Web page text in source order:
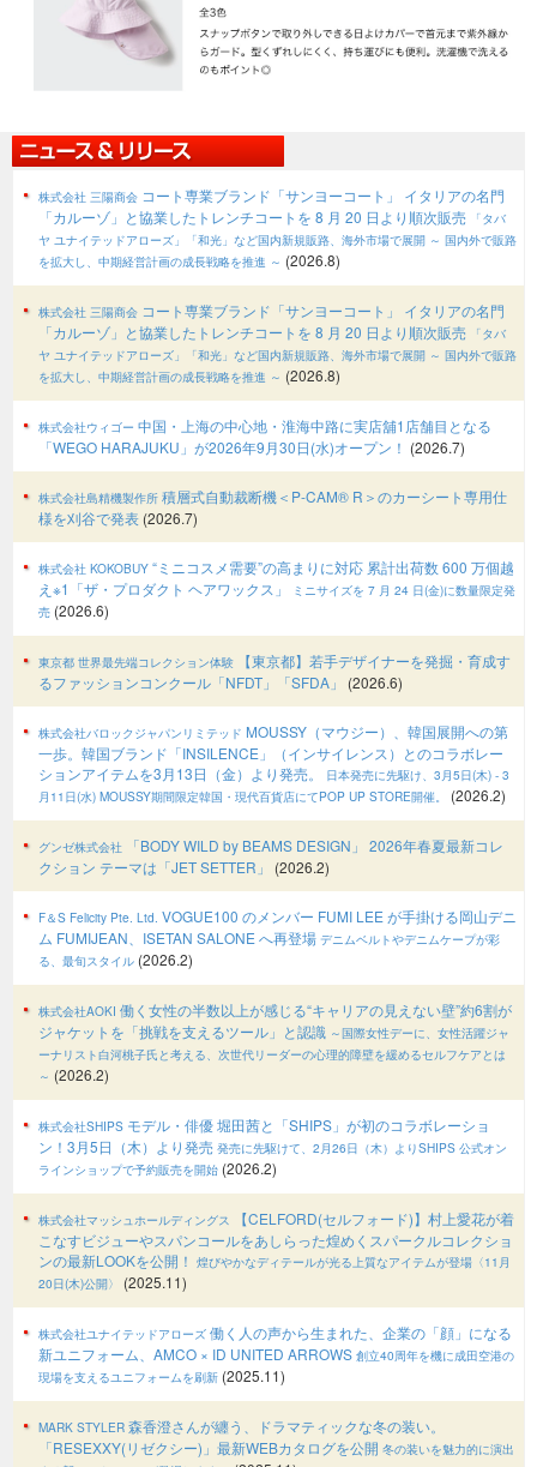
株式会社 三陽商会 コート専業ブランド「サンヨーコート」 イタリアの名門
「カルーゾ」と協業したトレンチコートを 8 月 20 日より順次販売 「タバ
ヤ ユナイテッドアローズ」「和光」など国内新規販路、海外市場で展開 ～ 国内外で販路
を拡大し、中期経営計画の成長戦略を推進 ～ (2026.8)
株式会社 三陽商会 コート専業ブランド「サンヨーコート」 イタリアの名門
「カルーゾ」と協業したトレンチコートを 8 月 20 日より順次販売 「タバ
ヤ ユナイテッドアローズ」「和光」など国内新規販路、海外市場で展開 ～ 国内外で販路
を拡大し、中期経営計画の成長戦略を推進 ～ (2026.8)
株式会社ウィゴー 中国・上海の中心地・淮海中路に実店舖1店舗目となる
「WEGO HARAJUKU」が2026年9月30日(水)オープン！ (2026.7)
株式会社島精機製作所 積層式自動裁断機＜P-CAM® R＞のカーシート専用仕
様を刈谷で発表 (2026.7)
株式会社 KOKOBUY “ミニコスメ需要”の高まりに対応 累計出荷数 600 万個越
え※1「ザ・プロダクト ヘアワックス」
ミニサイズを 7 月 24 日(金)に数量限定発
売 (2026.6)
東京都 世界最先端コレクション体験 【東京都】若手デザイナーを発掘・育成す
るファッションコンクール「NFDT」「SFDA」
(2026.6)
株式会社バロックジャパンリミテッド MOUSSY（マウジー）、韓国展開への第
一歩。韓国ブランド「INSILENCE」（インサイレンス）とのコラボレー
ションアイテムを3月13日（金）より発売。
日本発売に先駆け、3月5日(木) - 3
月11日(水) MOUSSY期間限定韓国・現代百貨店にてPOP UP STORE開催。
(2026.2)
グンゼ株式会社 「BODY WILD by BEAMS DESIGN」 2026年春夏最新コレ
クション テーマは「JET SETTER」
(2026.2)
F＆S Felicity Pte. Ltd. VOGUE100 のメンバー FUMI LEE が手掛ける岡山デニ
ム FUMIJEAN、ISETAN SALONE へ再登場 デニムベルトやデニムケープが彩
る、最旬スタイル (2026.2)
株式会社AOKI 働く女性の半数以上が感じる“キャリアの見えない壁”約6割が
ジャケットを「挑戦を支えるツール」と認識 ～国際女性デーに、女性活躍ジャ
ーナリスト白河桃子氏と考える、次世代リーダーの心理的障壁を緩めるセルフケアとは
～ (2026.2)
株式会社SHIPS モデル・俳優 堀田茜と「SHIPS」が初のコラボレーショ
ン！3月5日（木）より発売 発売に先駆けて、2月26日（木）よりSHIPS 公式オン
ラインショップで予約販売を開始 (2026.2)
株式会社マッシュホールディングス
【CELFORD(セルフォード)】村上愛花が着
こなすビジューやスパンコールをあしらった煌めくスパークルコレクショ
ンの最新LOOKを公開！ 煌びやかなディテールが光る上質なアイテムが登場〈11月
20日(木)公開〉
(2025.11)
株式会社ユナイテッドアローズ 働く人の声から生まれた、企業の「顔」になる
新ユニフォーム、AMCO × ID UNITED ARROWS 創立40周年を機に成田空港の
現場を支えるユニフォームを刷新 (2025.11)
MARK STYLER 森香澄さんが纏う、ドラマティックな冬の装い。
「RESEXXY(リゼクシー)」最新WEBカタログを公開 冬の装いを魅力的に演出